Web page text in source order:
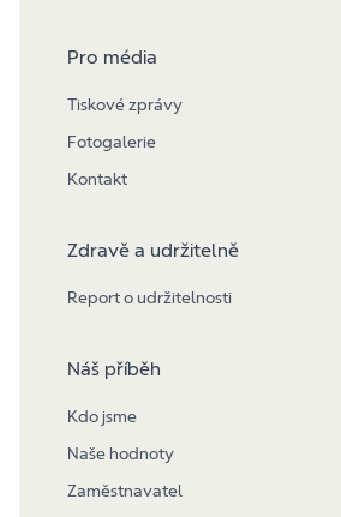
Pro média
Tiskové zprávy
Fotogalerie
Kontakt
Zdravě a udržitelně
Report o udržitelnosti
Náš příběh
Kdo jsme
Naše hodnoty
Zaměstnavatel